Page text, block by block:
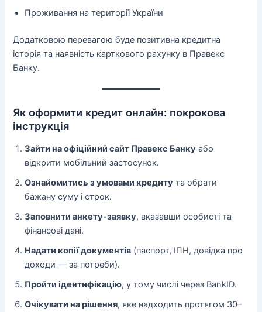
Проживання на території України
Додатковою перевагою буде позитивна кредитна
історія та наявність карткового рахунку в Правекс
Банку.
Як оформити кредит онлайн: покрокова
інструкція
Зайти на офіційний сайт Правекс Банку або
відкрити мобільний застосунок.
Ознайомитись з умовами кредиту та обрати
бажану суму і строк.
Заповнити анкету-заявку, вказавши особисті та
фінансові дані.
Надати копії документів (паспорт, ІПН, довідка про
доходи — за потреби).
Пройти ідентифікацію, у тому числі через BankID.
Очікувати на рішення, яке надходить протягом 30–